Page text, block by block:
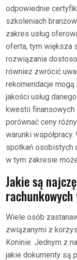
odpowiednie
szkoleniach
zakres usług
oferta, tym większa
rozwiązania
również zwrócić
rekomendacje mogą
jakości usług
kwestii finansowych
porównać ceny
warunki
spotkań osobistych
w tym zakresie
Jakie są
Wiele osób
związanymi z
Koninie. Jednym z
jakie dokumenty są